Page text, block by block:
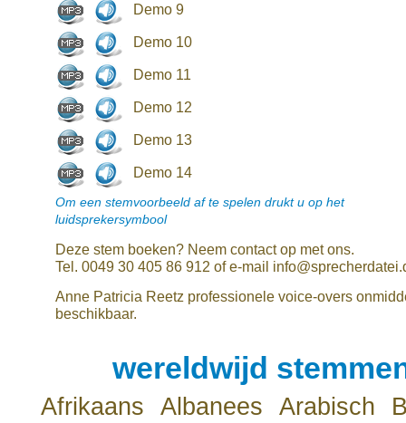
Demo 9
Demo 10
Demo 11
Demo 12
Demo 13
Demo 14
Om een stemvoorbeeld af te spelen drukt u op het
luidsprekersymbool
Deze stem boeken? Neem contact op met ons.
Tel. 0049 30 405 86 912 of e-mail
Anne Patricia Reetz professionele voice-overs
beschikbaar.
wereldwijd
Afrikaans Albanees Arabisch